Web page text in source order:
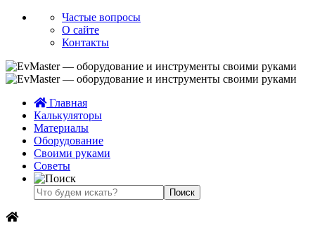
Частые вопросы
О сайте
Контакты
Главная
Калькуляторы
Материалы
Оборудование
Своими руками
Советы